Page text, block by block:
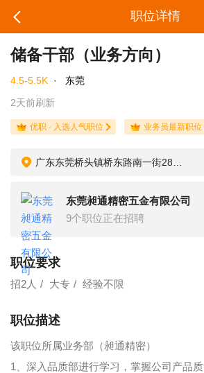
职位详情
储备干部（业务方向）
4.5-5.5K ·
东莞
2天前刷新
优职 · 入选人气职位 业务员最新职位
东莞昶通精密五金有限公司
9个职位正在招聘
职位要求
招2人 大专 经验不限
职位描述
该职位所属业务部（昶通精密）
1、深入品质部进行学习，掌握公司产品